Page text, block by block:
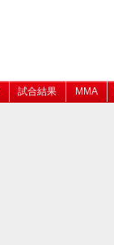
試合結果 MMA